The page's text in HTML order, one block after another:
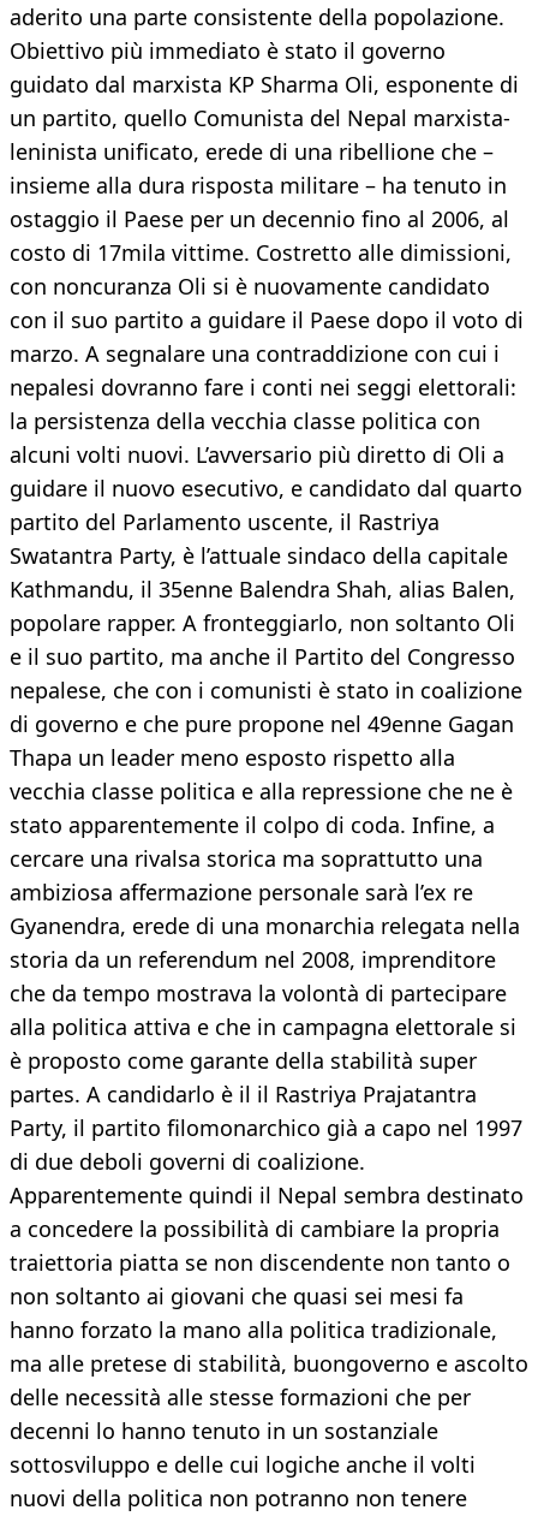
aderito una parte consistente della popolazione.
Obiettivo più immediato è stato il governo
guidato dal marxista KP Sharma Oli, esponente di
un partito, quello Comunista del Nepal marxista-
leninista unificato, erede di una ribellione che –
insieme alla dura risposta militare – ha tenuto in
ostaggio il Paese per un decennio fino al 2006, al
costo di 17mila vittime. Costretto alle dimissioni,
con noncuranza Oli si è nuovamente candidato
con il suo partito a guidare il Paese dopo il voto di
marzo. A segnalare una contraddizione con cui i
nepalesi dovranno fare i conti nei seggi elettorali:
la persistenza della vecchia classe politica con
alcuni volti nuovi. L’avversario più diretto di Oli a
guidare il nuovo esecutivo, e candidato dal quarto
partito del Parlamento uscente, il Rastriya
Swatantra Party, è l’attuale sindaco della capitale
Kathmandu, il 35enne Balendra Shah, alias Balen,
popolare rapper. A fronteggiarlo, non soltanto Oli
e il suo partito, ma anche il Partito del Congresso
nepalese, che con i comunisti è stato in coalizione
di governo e che pure propone nel 49enne Gagan
Thapa un leader meno esposto rispetto alla
vecchia classe politica e alla repressione che ne è
stato apparentemente il colpo di coda. Infine, a
cercare una rivalsa storica ma soprattutto una
ambiziosa affermazione personale sarà l’ex re
Gyanendra, erede di una monarchia relegata nella
storia da un referendum nel 2008, imprenditore
che da tempo mostrava la volontà di partecipare
alla politica attiva e che in campagna elettorale si
è proposto come garante della stabilità super
partes. A candidarlo è il il Rastriya Prajatantra
Party, il partito filomonarchico già a capo nel 1997
di due deboli governi di coalizione.
Apparentemente quindi il Nepal sembra destinato
a concedere la possibilità di cambiare la propria
traiettoria piatta se non discendente non tanto o
non soltanto ai giovani che quasi sei mesi fa
hanno forzato la mano alla politica tradizionale,
ma alle pretese di stabilità, buongoverno e ascolto
delle necessità alle stesse formazioni che per
decenni lo hanno tenuto in un sostanziale
sottosviluppo e delle cui logiche anche il volti
nuovi della politica non potranno non tenere